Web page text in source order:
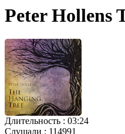
Peter Hollens
Длительность : 03:24
Слушали : 114991